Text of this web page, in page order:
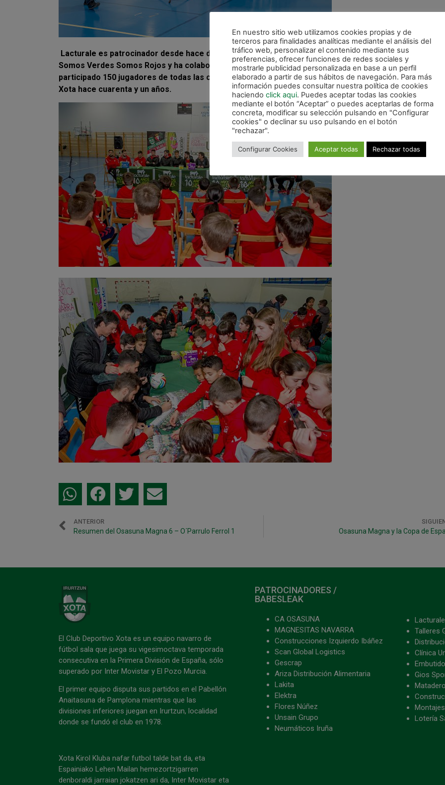
Lacturale es patrocinador desde hace diez temporadas de Osasuna Magna y también patrocina al
Somos Verdes Somos Rojos y ha colaborado activamente en la realización de esta actividad, en la que
participado 150 jugadores de todas las categorías y 25 técnicos en el pueblo donde nació el Club
Xota hace cuarenta y un años.
ANTERIOR
Resumen del Osasuna Magna 6 – O´Parrulo Ferrol 1 Osasuna Magna y la Copa de
El Club Deportivo Xota es un equipo navarro de
fútbol sala que juega su vigesimoctava temporada
consecutiva en la Primera División de España, sólo
superado por Inter Movistar y El Pozo Murcia.
El primer equipo disputa sus partidos en el Pabellón
Anaitasuna de Pamplona mientras que las
divisiones inferiores juegan en Irurtzun, localidad
donde se fundó el club en 1978.
Xota Kirol Kluba nafar futbol talde bat da, eta
Espainiako Lehen Mailan hemezortzigarren
denboraldi jarraian jokatzen ari da, Inter Movistar eta
PATROCINADORES /
BABESLEAK
CA OSASUNA
MAGNESITAS NAVARRA
Construcciones Izquierdo Ibáñez
Scan Global Logistics
Gescrap
Ariza Distribución Alimentaria
Lakita
Elektra
Flores Núñez
Unsain Grupo
Neumáticos Iruña
Lacturale
Talleres
Clínica
Gios
Lotería
En nuestro sitio web utilizamos cookies propias y de
terceros para finalidades analíticas mediante el análisis del
tráfico web, personalizar el contenido mediante sus
preferencias, ofrecer funciones de redes sociales y
mostrarle publicidad personalizada en base a un perfil
elaborado a partir de sus hábitos de navegación. Para más
información puedes consultar nuestra política de cookies
haciendo click aqui. Puedes aceptar todas las cookies
mediante el botón “Aceptar” o puedes aceptarlas de forma
concreta, modificar su selección pulsando en "Configurar
cookies" o declinar su uso pulsando en el botón
"rechazar".
Configurar Cookies Aceptar todas Rechazar todas